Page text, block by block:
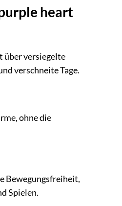
heart
über versiegelte
verschneite Tage.
ohne die
Bewegungsfreiheit,
Spielen.